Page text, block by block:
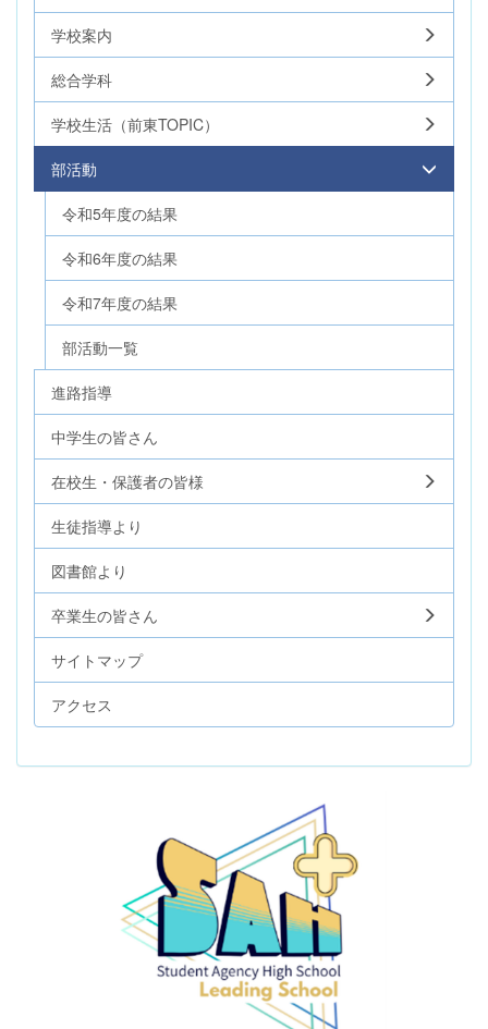
学校案内
総合学科
学校生活（前東TOPIC）
部活動
令和5年度の結果
令和6年度の結果
令和7年度の結果
部活動一覧
進路指導
中学生の皆さん
在校生・保護者の皆様
生徒指導より
図書館より
卒業生の皆さん
サイトマップ
アクセス